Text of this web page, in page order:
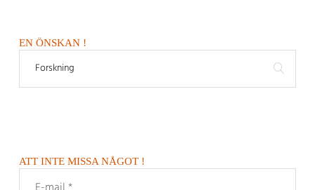
EN ÖNSKAN !
ATT INTE MISSA NÅGOT !